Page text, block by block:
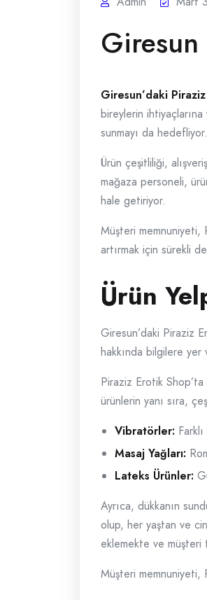
Giresun’daki
bireylerin
sunmayı da
Ürün çeşitliliği,
mağaza personeli,
hale getiriyor.
Müşteri memnuniyeti,
artırmak için sürekli
Ürün
Giresun’daki Piraziz
hakkında bilgilere yer
Piraziz Erotik
ürünlerin yanı sıra,
Vibratörler:
Masaj Yağları:
Lateks Ürünler:
Ayrıca, dükkanın
olup, her yaştan ve
eklemekte ve müşteri
Müşteri memnuniyeti,